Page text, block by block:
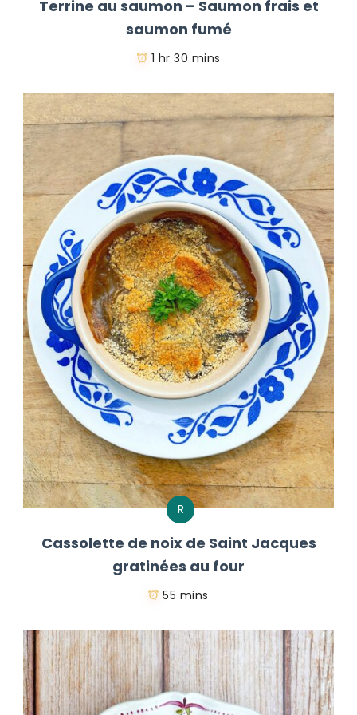
Terrine au saumon – Saumon frais et
saumon fumé
1 hr 30 mins
R
Cassolette de noix de Saint Jacques
gratinées au four
55 mins